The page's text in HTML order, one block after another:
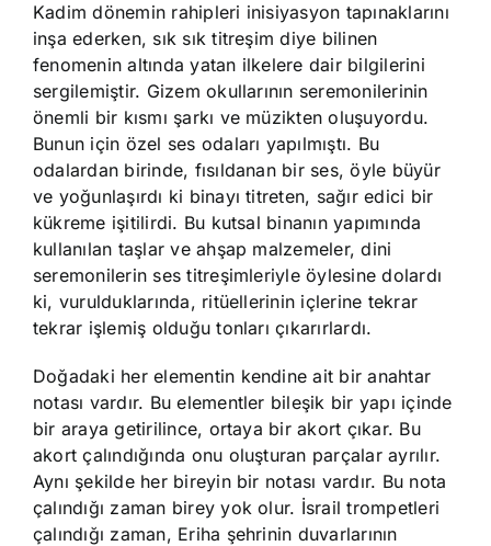
Kadim dönemin rahipleri inisiyasyon tapınaklarını
inşa ederken, sık sık titreşim diye bilinen
fenomenin altında yatan ilkelere dair bilgilerini
sergilemiştir. Gizem okullarının seremonilerinin
önemli bir kısmı şarkı ve müzikten oluşuyordu.
Bunun için özel ses odaları yapılmıştı. Bu
odalardan birinde, fısıldanan bir ses, öyle büyür
ve yoğunlaşırdı ki binayı titreten, sağır edici bir
kükreme işitilirdi. Bu kutsal binanın yapımında
kullanılan taşlar ve ahşap malzemeler, dini
seremonilerin ses titreşimleriyle öylesine dolardı
ki, vurulduklarında, ritüellerinin içlerine tekrar
tekrar işlemiş olduğu tonları çıkarırlardı.
Doğadaki her elementin kendine ait bir anahtar
notası vardır. Bu elementler bileşik bir yapı içinde
bir araya getirilince, ortaya bir akort çıkar. Bu
akort çalındığında onu oluşturan parçalar ayrılır.
Aynı şekilde her bireyin bir notası vardır. Bu nota
çalındığı zaman birey yok olur. İsrail trompetleri
çalındığı zaman, Eriha şehrinin duvarlarının